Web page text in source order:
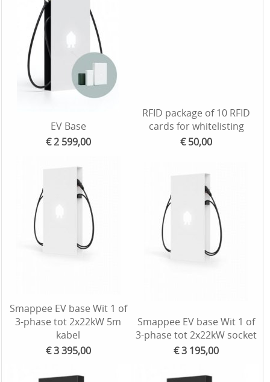
EV Base
€ 2 599,00
RFID package of 10 RFID
cards for whitelisting
€ 50,00
Smappee EV base Wit 1 of
3-phase tot 2x22kW 5m
kabel
€ 3 395,00
Smappee EV base Wit 1 of
3-phase tot 2x22kW socket
€ 3 195,00